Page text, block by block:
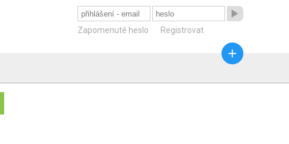

Zapomenuté heslo Registrovat
